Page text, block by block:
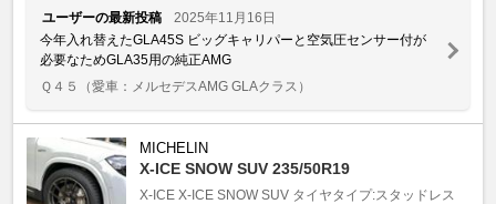
ユーザーの最新投稿
2025年11月16日
今年入れ替えたGLA45S ビッグキャリパーと空気圧センサー付が
必要なためGLA35用の純正AMG
Ｑ４５
（愛車：メルセデスAMG GLAクラス）
MICHELIN
X-ICE SNOW SUV 235/50R19
X-ICE X-ICE SNOW SUV タイヤタイプ:スタッドレス